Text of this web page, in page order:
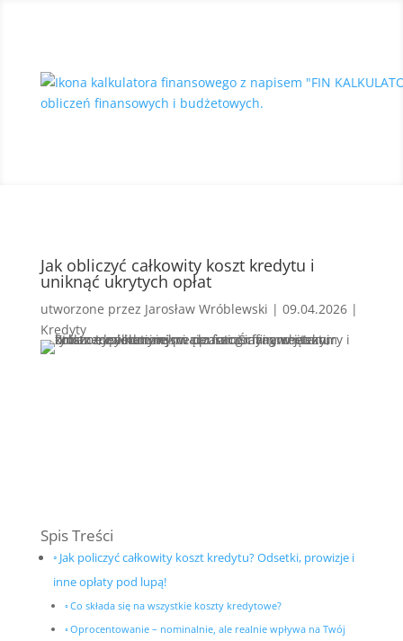
Jak obliczyć całkowity koszt kredytu i
uniknąć ukrytych opłat
utworzone przez Jarosław Wróblewski | 09.04.2026|
Kredyty
Spis Treści
Jak policzyć całkowity koszt kredytu? Odsetki, prowizje i
inne opłaty pod lupą!
Co składa się na wszystkie koszty kredytowe?
Oprocentowanie – nominalnie, ale realnie wpływa na Twój